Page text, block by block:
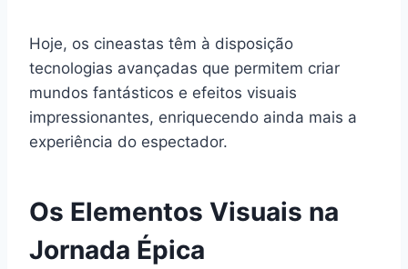
Hoje, os cineastas têm à disposição
tecnologias avançadas que permitem criar
mundos fantásticos e efeitos visuais
impressionantes, enriquecendo ainda mais a
experiência do espectador.
Os Elementos Visuais na
Jornada Épica